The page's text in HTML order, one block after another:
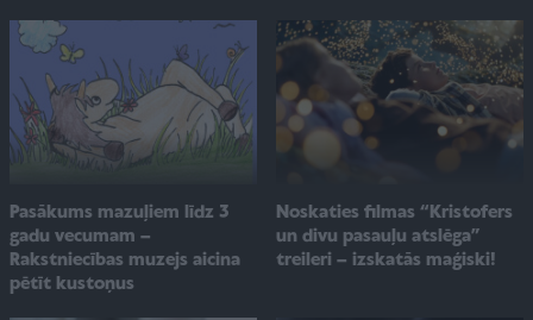
Pasākums mazuļiem līdz 3
gadu vecumam –
Rakstniecības muzejs aicina
pētīt kustoņus
Noskaties filmas “Kristofers
un divu pasauļu atslēga”
treileri – izskatās maģiski!